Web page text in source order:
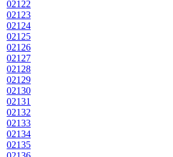
02122
02123
02124
02125
02126
02127
02128
02129
02130
02131
02132
02133
02134
02135